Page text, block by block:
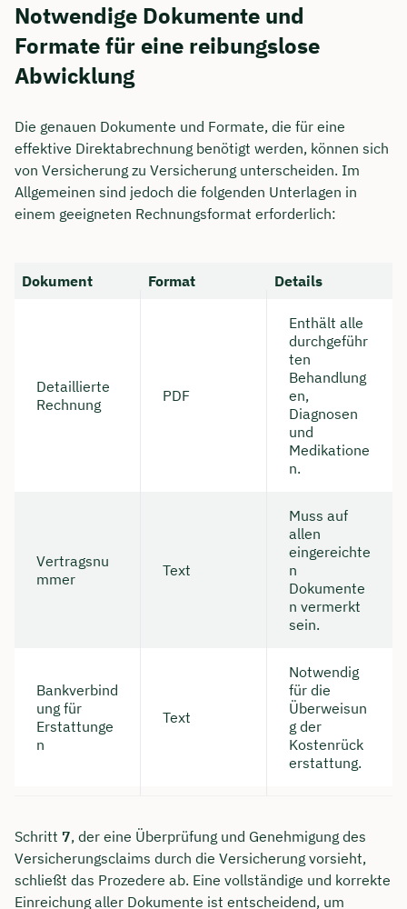
Notwendige Dokumente und
Formate für eine reibungslose
Abwicklung
Die genauen Dokumente und Formate, die für eine
effektive Direktabrechnung benötigt werden, können sich
von Versicherung zu Versicherung unterscheiden. Im
Allgemeinen sind jedoch die folgenden Unterlagen in
einem geeigneten Rechnungsformat erforderlich:
Dokument Format Details
Detaillierte
Rechnung
PDF
Enthält alle
durchgeführ
ten
Behandlung
en,
Diagnosen
und
Medikatione
n.
Vertragsnu
mmer
Text
Muss auf
allen
eingereichte
n
Dokumente
n vermerkt
sein.
Bankverbind
ung für
Erstattunge
n
Text
Notwendig
für die
Überweisun
g der
Kostenrück
erstattung.
Schritt 7, der eine Überprüfung und Genehmigung des
Versicherungsclaims durch die Versicherung vorsieht,
schließt das Prozedere ab. Eine vollständige und korrekte
Einreichung aller Dokumente ist entscheidend, um